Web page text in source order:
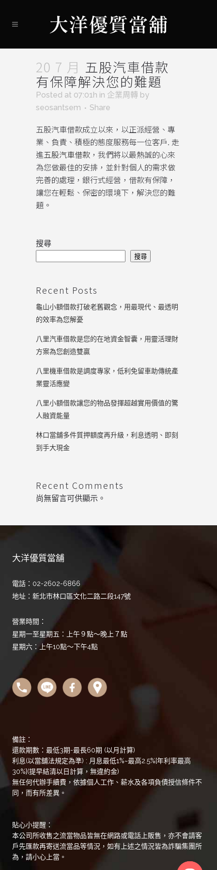
20 7 月 五股汽車借款
有保障解決您的難題
Posted at 07:01h in 企業周轉 by
seosantsem
Share
五股汽車借款成立以來，以正派經營、專
業、負責、積極的態度服務每一位客戶. 走
進五股汽車借款 ，我們將以最熱誠的心來
為您做最佳的安排，並針對個人的需求做
完善的處理，銀行式經營，借款有保障，
讓您在輕鬆、保密的環境下，解決您的難
題。
搜尋
搜尋
Recent Posts
龜山小額借款打破老舊觀念，用最現代、最透明
的效率為您解憂
八里汽車借款是您的在地資金智囊，用靈活理財
方案為您創造雙贏
八里機車借款是調度專家，低利免留車助傳統產
業靈活應變
八里小額借款讓您的物品發揮超越實用價值的驚
人融資能量
林口當舖多件質押額度再升級，利息透明、即刻
到手大現金
Recent Comments
尚無留言可供顯示。
大洋優質當舖
電話：02-2602-6866
地址：新北市林口區文化二路二段147號
營業時間：
星期一至星期五：上午９點～晚上７點
星期六：上午10點～下午4點
備註：
還款期數：最低3期-最長60期 (以月計算)
利息(以當舖法規定為準) : 月息最低1%~最高2.5%[年利率最高
30%](提早結清以日計算，無違約金)
無任何代辦手續費，依據個人工作、薪水及各項負債授信條件不
同，而有所差異。
貼心小提醒：
本公司所收售之流當物品皆無在網路或電話上販售，亦不會請客
戶先匯款再寄送流當品等情況，如有上述之情況皆為詐騙集團所
為，請小心上當。